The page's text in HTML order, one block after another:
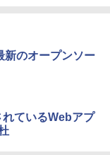
ラーディスプレ
ラック (2025年発
新のオープンソー
ているWebアプ